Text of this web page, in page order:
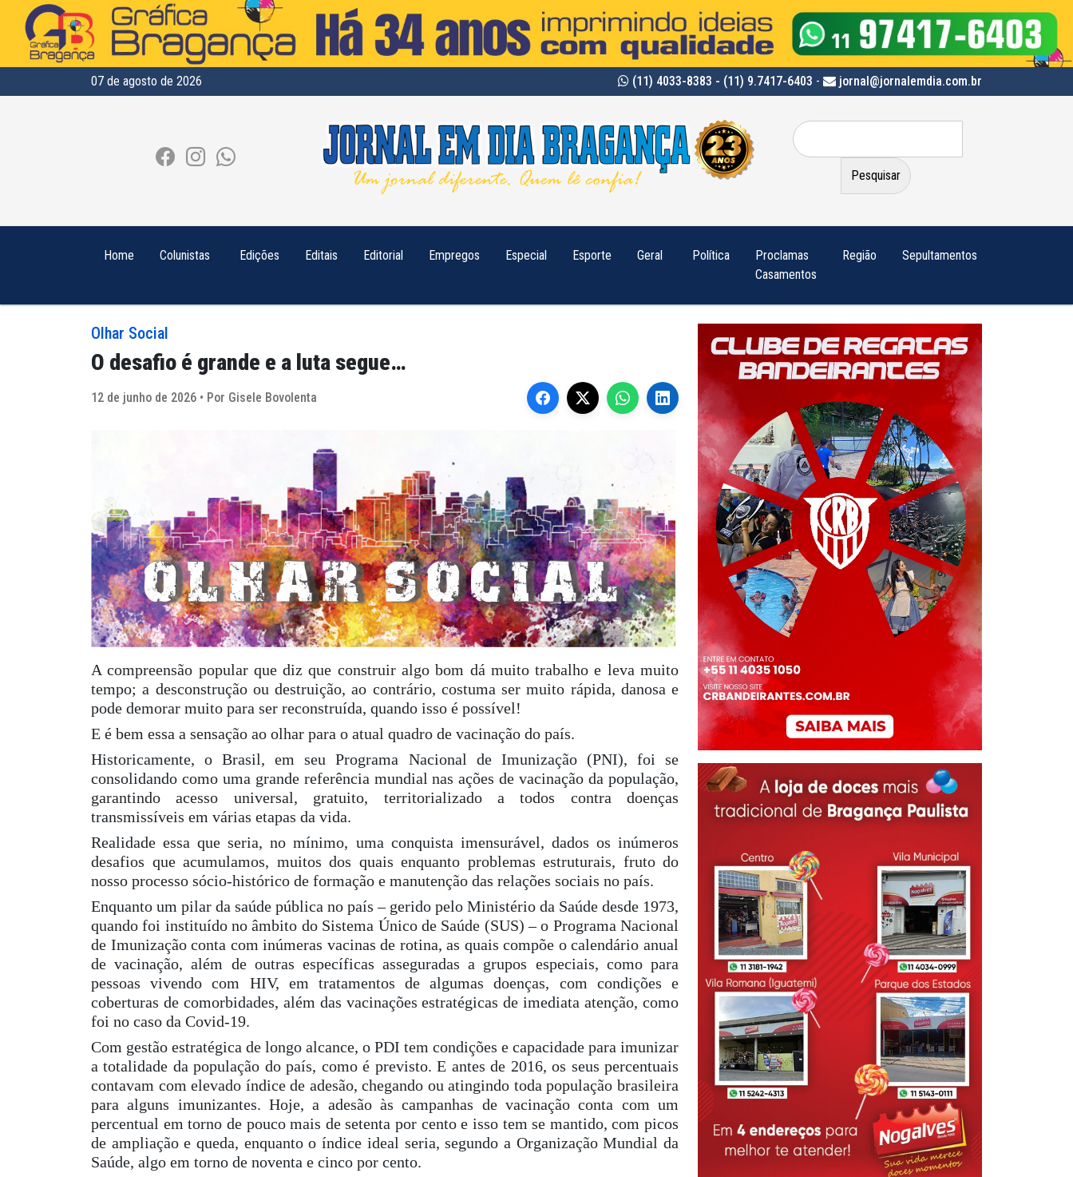
07 de agosto de 2026 (11) 4033-8383 - (11) 9.7417-6403 - jornal@jornalemdia.com.br
Pesquisar
por:
Home Colunistas Edições Editais Editorial Empregos Especial Esporte Geral Política
Proclamas
Casamentos
Região Sepultamentos
Olhar Social
O desafio é grande e a luta segue…
12 de junho de 2026 • Por Gisele Bovolenta
A compreensão popular que diz que construir algo bom dá muito trabalho e leva muito
tempo; a desconstrução ou destruição, ao contrário, costuma ser muito rápida, danosa e
pode demorar muito para ser reconstruída, quando isso é possível!
E é bem essa a sensação ao olhar para o atual quadro de vacinação do país.
Historicamente, o Brasil, em seu Programa Nacional de Imunização (PNI), foi se
consolidando como uma grande referência mundial nas ações de vacinação da população,
garantindo acesso universal, gratuito, territorializado a todos contra doenças
transmissíveis em várias etapas da vida.
Realidade essa que seria, no mínimo, uma conquista imensurável, dados os inúmeros
desafios que acumulamos, muitos dos quais enquanto problemas estruturais, fruto do
nosso processo sócio-histórico de formação e manutenção das relações sociais no país.
Enquanto um pilar da saúde pública no país – gerido pelo Ministério da Saúde desde 1973,
quando foi instituído no âmbito do Sistema Único de Saúde (SUS) – o Programa Nacional
de Imunização conta com inúmeras vacinas de rotina, as quais compõe o calendário anual
de vacinação, além de outras específicas asseguradas a grupos especiais, como para
pessoas vivendo com HIV, em tratamentos de algumas doenças, com condições e
coberturas de comorbidades, além das vacinações estratégicas de imediata atenção, como
foi no caso da Covid-19.
Com gestão estratégica de longo alcance, o PDI tem condições e capacidade para imunizar
a totalidade da população do país, como é previsto. E antes de 2016, os seus percentuais
contavam com elevado índice de adesão, chegando ou atingindo toda população brasileira
para alguns imunizantes. Hoje, a adesão às campanhas de vacinação conta com um
percentual em torno de pouco mais de setenta por cento e isso tem se mantido, com picos
de ampliação e queda, enquanto o índice ideal seria, segundo a Organização Mundial da
Saúde, algo em torno de noventa e cinco por cento.